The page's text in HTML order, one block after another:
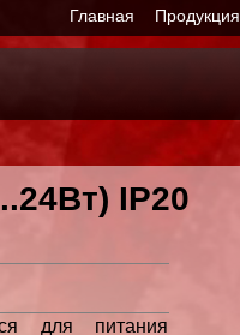
Главная Продукция
IP20
для питания